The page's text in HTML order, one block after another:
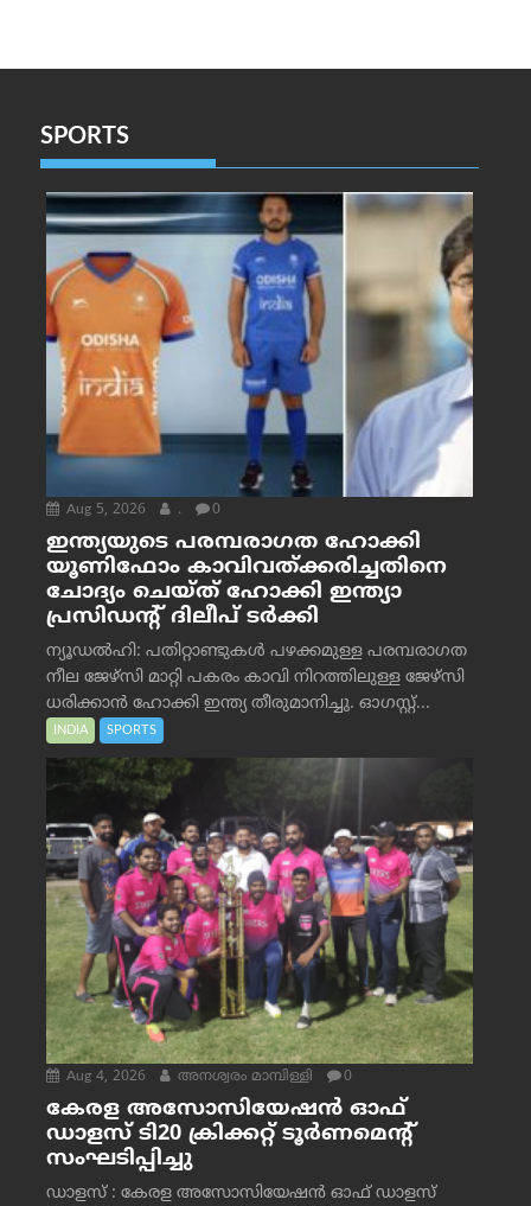
SPORTS
Aug 5, 2026 . 0
ഇന്ത്യയുടെ പരമ്പരാഗത ഹോക്കി
യൂണിഫോം കാവിവത്ക്കരിച്ചതിനെ
ചോദ്യം ചെയ്ത് ഹോക്കി ഇന്ത്യാ
പ്രസിഡന്റ് ദിലീപ് ടര്‍ക്കി
ന്യൂഡൽഹി: പതിറ്റാണ്ടുകൾ പഴക്കമുള്ള പരമ്പരാഗത
നീല ജേഴ്‌സി മാറ്റി പകരം കാവി നിറത്തിലുള്ള ജേഴ്‌സി
ധരിക്കാൻ ഹോക്കി ഇന്ത്യ തീരുമാനിച്ചു. ഓഗസ്റ്റ്...
INDIA SPORTS
Aug 4, 2026 അനശ്വരം മാമ്പിള്ളി 0
കേരള അസോസിയേഷൻ ഓഫ്
ഡാളസ് ടി20 ക്രിക്കറ്റ് ടൂർണമെന്റ്
സംഘടിപ്പിച്ചു
ഡാളസ് : കേരള അസോസിയേഷൻ ഓഫ് ഡാളസ്